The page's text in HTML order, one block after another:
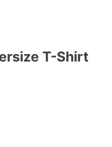
T-Shirt